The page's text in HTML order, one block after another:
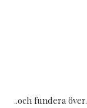
..och fundera över.